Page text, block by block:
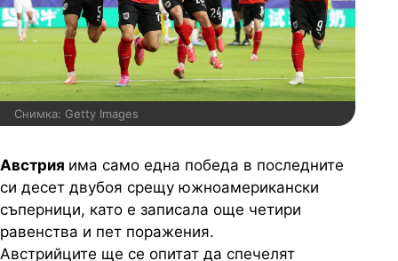
Снимка: Getty Images
Австрия има само една победа в последните
си десет двубоя срещу южноамерикански
съперници, като е записала още четири
равенства и пет поражения.
Австрийците ще се опитат да спечелят